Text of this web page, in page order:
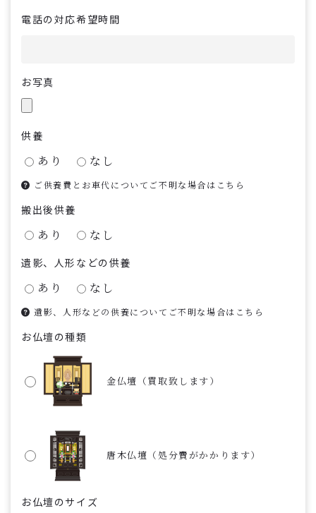
電話の対応希望時間
お写真
供養
あり なし
ご供養費とお車代についてご不明な場合はこちら
搬出後供養
あり なし
遺影、人形などの供養
あり なし
遺影、人形などの供養についてご不明な場合はこちら
お仏壇の種類
金仏壇（買取致します）
唐木仏壇（処分費がかかります）
お仏壇のサイズ